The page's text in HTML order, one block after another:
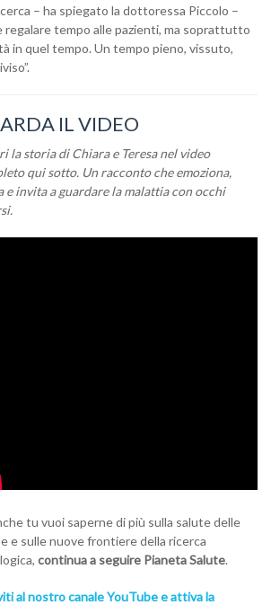
– ha spiegato la dottoressa Piccolo –
regalare tempo alle pazienti, ma soprattutto
in quel tempo. Un tempo pieno, vissuto,
IL VIDEO
la storia di Chiara e Teresa nel video
qui sotto. Un racconto che emoziona,
e invita a guardare la malattia con occhi
tu vuoi saperne di più sulla salute delle
e sulle nuove frontiere della ricerca
continua a seguire Pianeta Salute.
al nostro canale YouTube e attiva la